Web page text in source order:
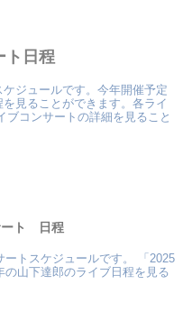
ト日程
ケジュールです。今年開催予定
見ることができます。各ライ
ブコンサートの詳細を見ること
ート 日程
ートスケジュールです。 「2025
山下達郎のライブ日程を見る